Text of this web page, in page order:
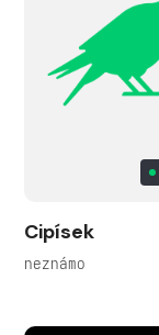
Cipísek
neznámo